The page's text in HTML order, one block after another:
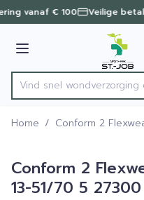
Ga naar de inhoud
1 van 1
vanaf € 100 Veilige
Menu
Product, merk,
Vind snel wondverzorg
Home / Conform 2
Conform 2
13-51/70 5 27300